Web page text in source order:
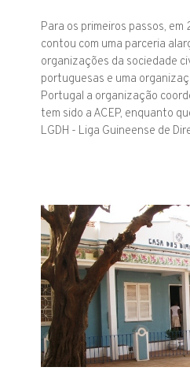
Para os primeiros passos, em
contou com uma parceria
organizações da sociedade
portuguesas e uma
Portugal a organização
tem sido a ACEP, enquanto
LGDH - Liga Guineense de